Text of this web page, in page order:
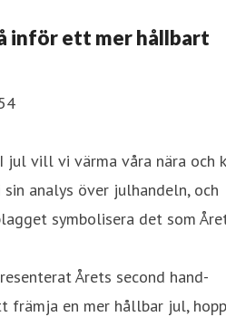
inför ett mer hållbart
jul vill vi värma våra nära och
analys över julhandeln, och
symbolisera det som
Årets second hand-
en mer hållbar jul,